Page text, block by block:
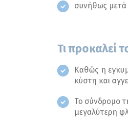
συνήθως μετά
Τι προκαλεί
Καθώς η
κύστη και
Το σύνδρομο
μεγαλύτερη